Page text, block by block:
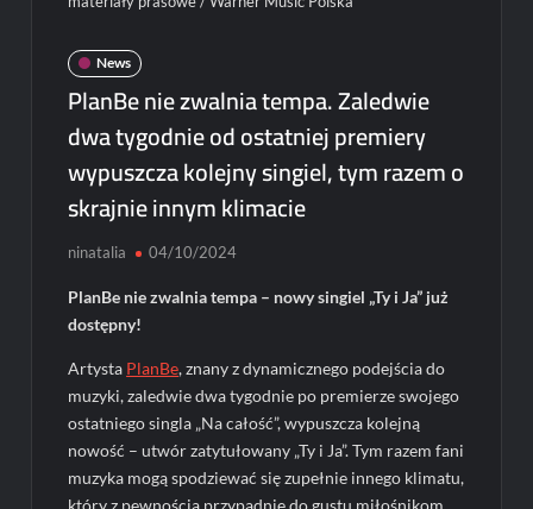
News
PlanBe nie zwalnia tempa. Zaledwie
dwa tygodnie od ostatniej premiery
wypuszcza kolejny singiel, tym razem o
skrajnie innym klimacie
ninatalia 04/10/2024
PlanBe nie zwalnia tempa – nowy singiel „Ty i Ja” już
dostępny!
Artysta PlanBe, znany z dynamicznego podejścia do
muzyki, zaledwie dwa tygodnie po premierze swojego
ostatniego singla „Na całość”, wypuszcza kolejną
nowość – utwór zatytułowany „Ty i Ja”. Tym razem fani
muzyka mogą spodziewać się zupełnie innego klimatu,
który z pewnością przypadnie do gustu miłośnikom